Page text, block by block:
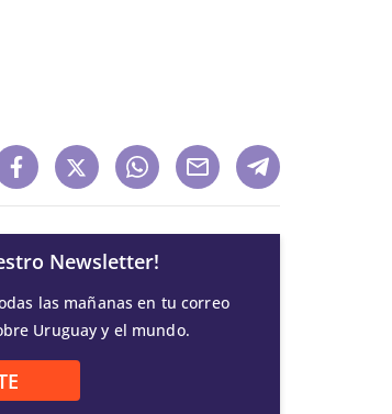
Newsletter!
las mañanas en tu correo
Uruguay y el mundo.